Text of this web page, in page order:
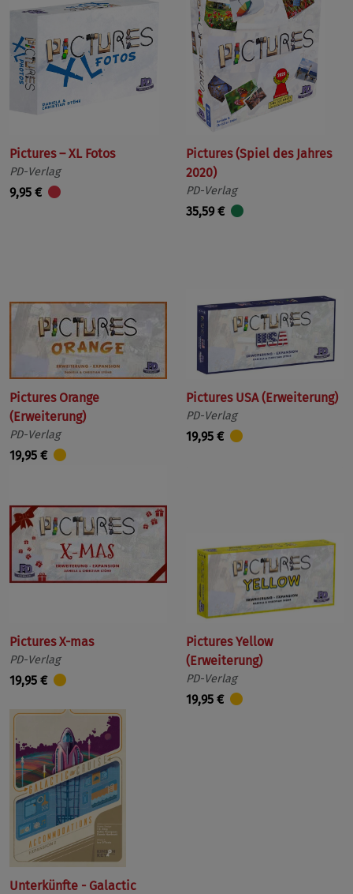
Pictures – XL Fotos
PD-Verlag
9,95 €
Pictures (Spiel des Jahres
2020)
PD-Verlag
35,59 €
Pictures Orange
(Erweiterung)
PD-Verlag
19,95 €
Pictures USA (Erweiterung)
PD-Verlag
19,95 €
Pictures X-mas
PD-Verlag
19,95 €
Pictures Yellow
(Erweiterung)
PD-Verlag
19,95 €
Unterkünfte - Galactic